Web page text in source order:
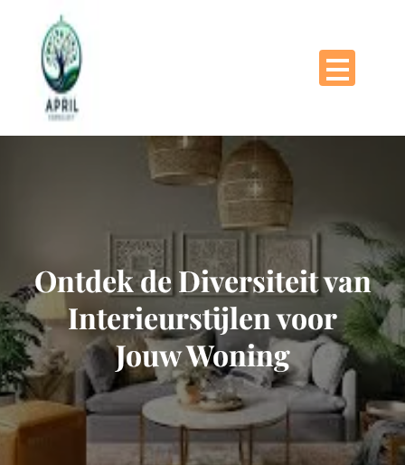
Ontdek de Diversiteit van
Interieurstijlen voor
Jouw Woning